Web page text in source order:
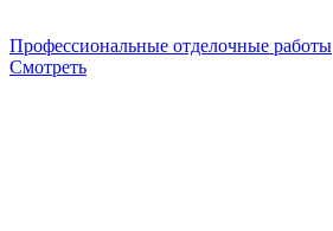
Профессиональные отделочные работы
Смотреть